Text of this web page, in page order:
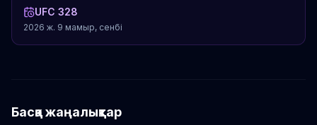
UFC 328
2026 ж. 9 мамыр, сенбі
Басқа жаңалықтар